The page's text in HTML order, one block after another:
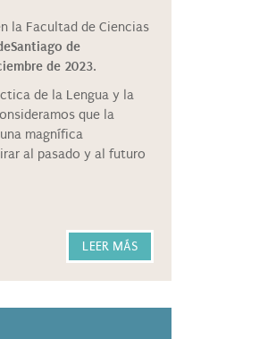
la Facultad de Ciencias
Santiago de
de 2023.
de la Lengua y la
que la
magnífica
al pasado y al futuro
LEER MÁS